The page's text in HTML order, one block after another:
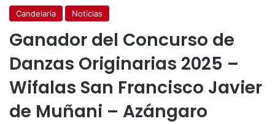
Candelaria Noticias
Ganador del Concurso de
Danzas Originarias 2025 –
Wifalas San Francisco Javier
de Muñani – Azángaro